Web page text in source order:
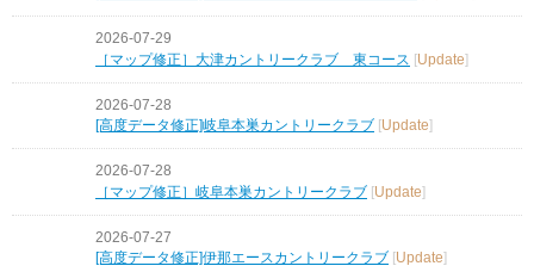
2026-07-29
［マップ修正］大津カントリークラブ 東コース [Update]
2026-07-28
[高度データ修正]岐阜本巣カントリークラブ [Update]
2026-07-28
［マップ修正］岐阜本巣カントリークラブ [Update]
2026-07-27
[高度データ修正]伊那エースカントリークラブ [Update]